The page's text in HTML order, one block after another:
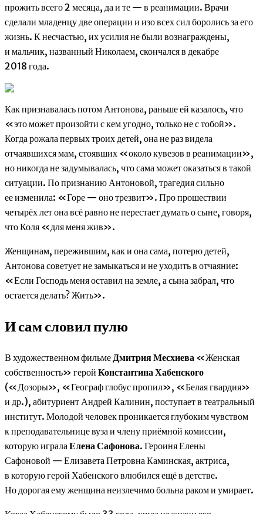
прожить всего 2 месяца, да и те — в реанимации. Врачи
сделали младенцу две операции и изо всех сил боролись за его
жизнь. К несчастью, их усилия не были вознаграждены,
и мальчик, названный Николаем, скончался в декабре
2018 года.
Как признавалась потом Антонова, раньше ей казалось, что
«это может произойти с кем угодно, только не с тобой».
Когда рожала первых троих детей, она не раз видела
отчаявшихся мам, стоявших «около кувезов в реанимации»,
но никогда не задумывалась, что сама может оказаться в такой
ситуации. По признанию Антоновой, трагедия сильно
ее изменила: «Горе — оно трезвит». Про прошествии
четырёх лет она всё равно не перестает думать о сыне, говоря,
что Коля «для меня жив».
Женщинам, пережившим, как и она сама, потерю детей,
Антонова советует не замыкаться и не уходить в отчаяние:
«Если Господь меня оставил на земле, а сына забрал, что
остается делать? Жить».
И сам словил пулю
В художественном фильмеДмитрия Месхиева «Женская
собственность» герой Константина Хабенского
(«Дозоры», «Географ глобус пропил», «Белая гвардия»
и др.), абитуриент Андрей Калинин, поступает в театральный
институт. Молодой человек проникается глубоким чувством
к преподавательнице вуза и члену приёмной комиссии,
которую игралаЕлена Сафонова. Героиня Елены
Сафоновой — Елизавета Петровна Каминская, актриса,
в которую герой Хабенского влюбился ещё в детстве.
Но дорогая ему женщина неизлечимо больна раком и умирает.